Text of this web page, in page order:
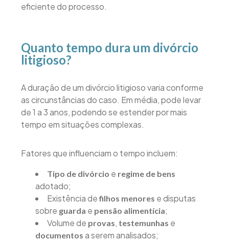
eficiente do processo.
Quanto tempo dura um divórcio
litigioso?
A duração de um divórcio litigioso varia conforme
as circunstâncias do caso. Em média, pode levar
de 1 a 3 anos, podendo se estender por mais
tempo em situações complexas.
Fatores que influenciam o tempo incluem:
Tipo de divórcio e regime de bens
adotado;
Existência defilhos menores e disputas
sobre guarda e pensão alimentícia;
Volume de provas, testemunhas e
documentos a serem analisados;